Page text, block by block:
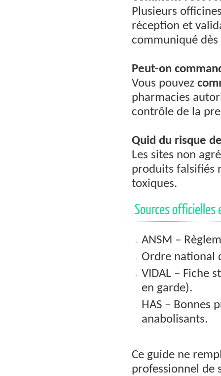
Plusieurs
réception et
communiqué
Peut-on
Vous pouvez
pharmacies
contrôle de la
Quid du risque
Les sites non
produits falsifiés
toxiques.
Sources
ANSM –
Ordre national
VIDAL – Fiche
en garde).
HAS – Bonnes
anabolisants.
Ce guide ne
professionnel de